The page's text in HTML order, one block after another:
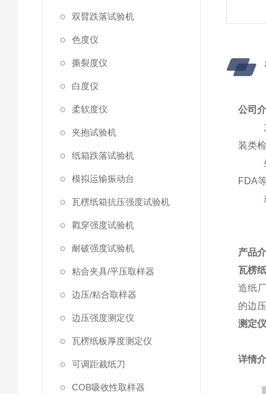
双臂跌落试验机
色度仪
撕裂度仪
白度仪
柔软度仪
夹抱试验机
纸箱跌落试验机
模拟运输振动台
瓦楞纸箱抗压强度试验机
戳穿强度试验机
耐破强度试验机
粘合夹具/平压取样器
边压/粘合取样器
边压强度测定仪
瓦楞纸板厚度测定仪
可调距裁纸刀
COB吸收性取样器
公司
装类
FDA
产品
瓦楞
造纸
的边
测定
详情